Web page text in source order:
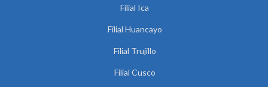
Filial Ica
Filial Huancayo
Filial Trujillo
Filial Cusco